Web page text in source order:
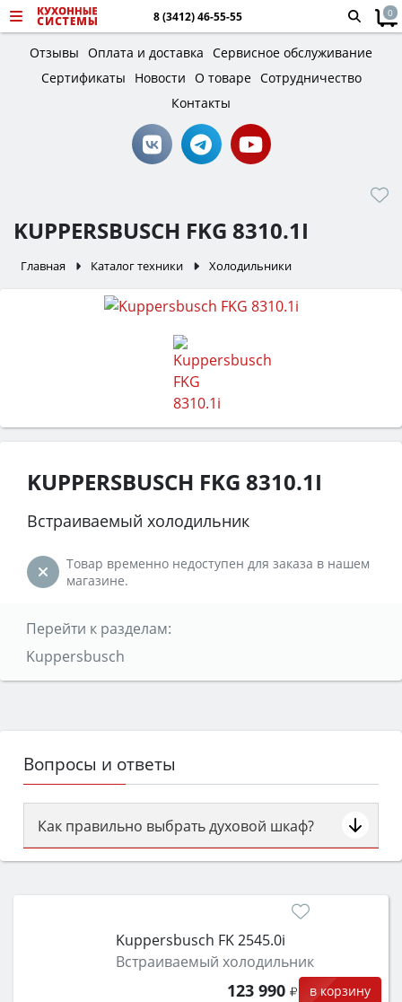
8 (3412) 46-55-55 0
Отзывы Оплата и доставка Сервисное обслуживание
Сертификаты
Новости О товаре Сотрудничество
Контакты
KUPPERSBUSCH FKG 8310.1I
Главная Каталог техники Холодильники
KUPPERSBUSCH FKG 8310.1I
Встраиваемый холодильник
Товар временно недоступен для заказа в нашем
магазине.
Перейти к разделам:
Kuppersbusch
Вопросы и ответы
Как правильно выбрать духовой шкаф?
Сначала определитесь с типом (газовый или
затем смотрите на объём 50–70 л для семьи,
функции (конвекция, гриль, самоочистка,
защита от детей).
Kuppersbusch FK 2545.0i
Встраиваемый холодильник
123 990 в корзину